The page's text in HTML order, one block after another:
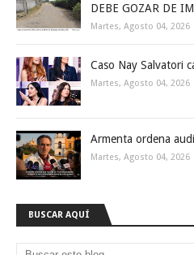
DEBE GOZAR DE
Martes, Agosto 04, 2026
Caso Nay Salvatori
Martes, Agosto 04, 2026
Armenta ordena
Martes, Agosto 04, 2026
BUSCAR AQUÍ